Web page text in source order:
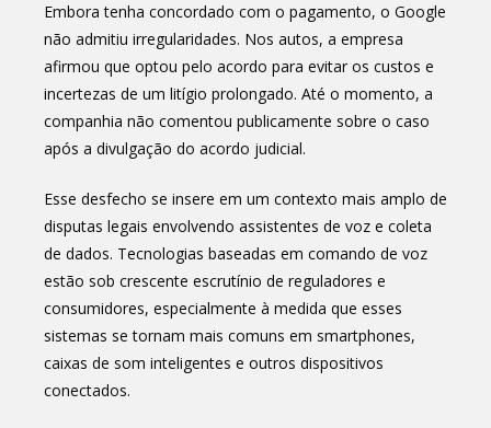
Embora tenha concordado com o pagamento, o Google
não admitiu irregularidades. Nos autos, a empresa
afirmou que optou pelo acordo para evitar os custos e
incertezas de um litígio prolongado. Até o momento, a
companhia não comentou publicamente sobre o caso
após a divulgação do acordo judicial.
Esse desfecho se insere em um contexto mais amplo de
disputas legais envolvendo assistentes de voz e coleta
de dados. Tecnologias baseadas em comando de voz
estão sob crescente escrutínio de reguladores e
consumidores, especialmente à medida que esses
sistemas se tornam mais comuns em smartphones,
caixas de som inteligentes e outros dispositivos
conectados.